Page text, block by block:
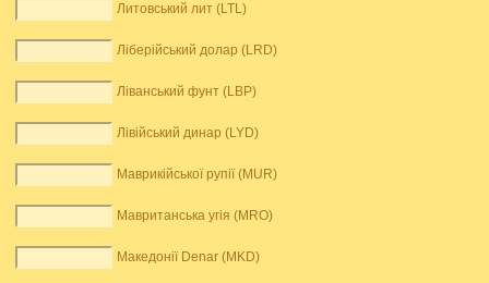
Литовський лит (LTL)
Ліберійський долар (LRD)
Ліванський фунт (LBP)
Лівійський динар (LYD)
Маврикійської рупії (MUR)
Мавританська угія (MRO)
Македонії Denar (MKD)